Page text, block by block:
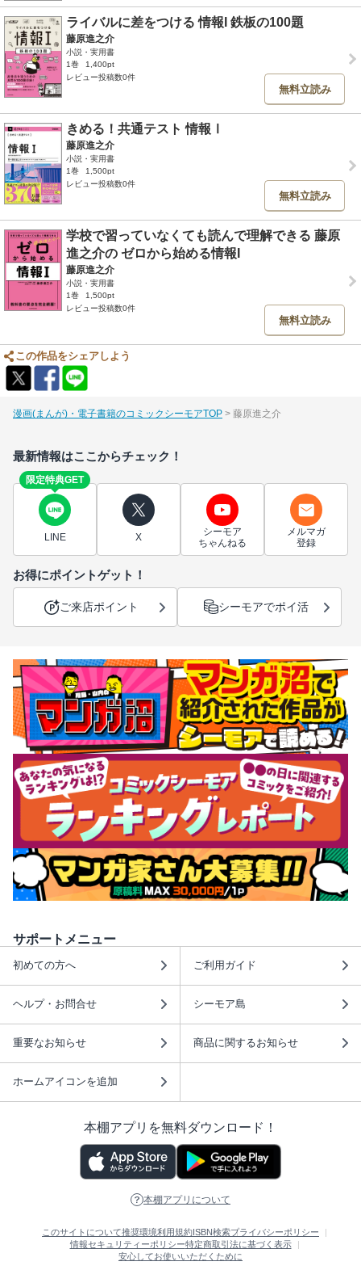
ライバルに差をつける 情報I 鉄板の100題
藤原進之介
小説・実用書
1巻
1,400pt
レビュー投稿数0件
無料立読み
きめる！共通テスト 情報Ⅰ
藤原進之介
小説・実用書
1巻
1,500pt
レビュー投稿数0件
無料立読み
学校で習っていなくても読んで理解できる 藤原
進之介の ゼロから始める情報I
藤原進之介
小説・実用書
1巻
1,500pt
レビュー投稿数0件
無料立読み
この作品をシェアしよう
漫画(まんが)・電子書籍のコミックシーモアTOP 藤原進之介
最新情報はここからチェック！
限定特典GET
LINE X
シーモア
ちゃんねる
メルマガ
登録
お得にポイントゲット！
ご来店ポイント シーモアでポイ活
サポートメニュー
初めての方へ ご利用ガイド
ヘルプ・お問合せ シーモア島
重要なお知らせ 商品に関するお知らせ
ホームアイコンを追加
本棚アプリを無料ダウンロード！
本棚アプリについて
このサイトについて推奨環境利用規約ISBN検索プライバシーポリシー
情報セキュリティーポリシー特定商取引法に基づく表示
安心してお使いいただくために